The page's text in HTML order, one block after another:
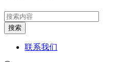
搜索
联系我们